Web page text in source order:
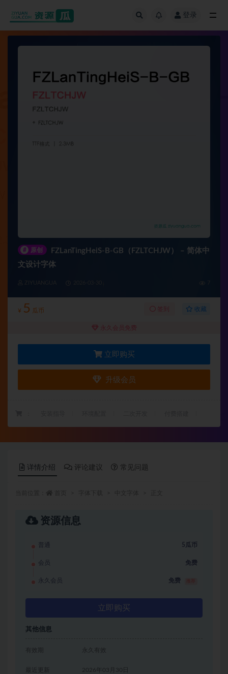
登录
# 原创
FZLanTingHeiS-B-GB（FZLTCHJW） – 简体中
文设计字体
ZIYUANGUA
¥ 5 瓜币 签到 收藏
永久会员免费
立即购买
升级会员
详情介绍 评论建议 常见问题
资源信息
普通 5瓜币
会员 免费
永久会员 免费
立即购买
其他信息
有效期 永久有效
2026年03月30日